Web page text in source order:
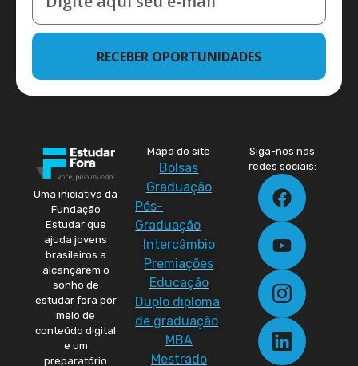
RECEBER OPORTUNIDADES
Uma iniciativa da
Fundação
Estudar que
ajuda jovens
brasileiros a
alcançarem o
sonho de
estudar fora por
meio de
conteúdo digital
e um
preparatório
Mapa do site
Bolsas
Graduação
Pós-
Graduação
Intercâmbio
Premiações
Educação
Duplo diploma
de graduação
MBA
Mestrado
Siga-nos nas
redes sociais: